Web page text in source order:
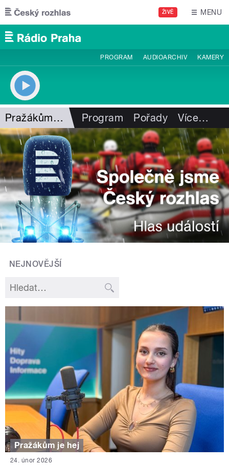
Přejít k hlavnímu obsahu
ŽIVĚ MENU
PROGRAM AUDIOARCHIV KAMERY
Pražákům je hej Program Pořady Více…
NEJNOVĚJŠÍ
Pražákům je hej
24. únor 2026